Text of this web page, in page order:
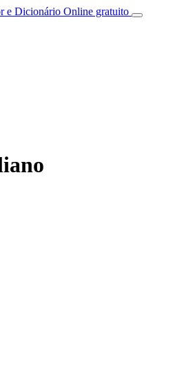
e Dicionário Online gratuito